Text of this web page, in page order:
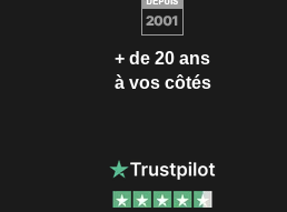
+ de 20 ans
à vos côtés